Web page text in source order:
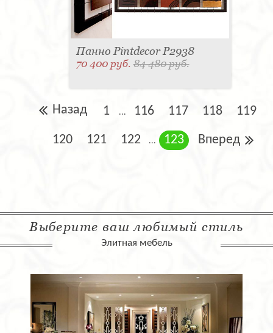
Панно Pintdecor P2938
70 400 руб.84 480 руб.
Назад 1 ... 116 117 118 119
120 121 122 ... 123 Вперед
Выберите ваш любимый стиль
Элитная мебель